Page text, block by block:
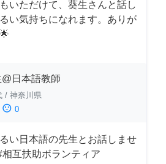
いただけて、葵生さんと話し
い気持ちになれます。ありが
日本語教師
/ 神奈川県
sentiment_dissatisfied 0
い日本語の先生とお話しませ
互扶助ボランティア